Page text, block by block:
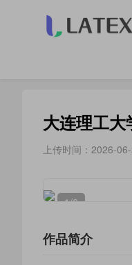
大连理工
上传时间：2026-
1/6
作品简介